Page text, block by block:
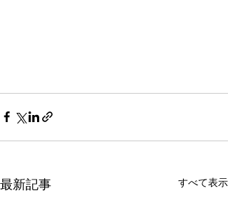
最新記事 すべて表示